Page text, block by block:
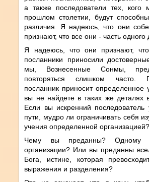
а также последователи тех,
прошлом столетии, будут
различия. Я надеюсь, что они
признают, что все они - часть одного
Я надеюсь, что они признают,
посланники приносили
мы, Вознесенные Сонмы,
повторяться слишком часто.
посланник приносит определенное
вы не найдете в таких же деталях
Если вы искренний последователь
пути, мудро ли ограничивать себя
учения определенной организацией?
Чему вы преданны? Одному
организации? Или вы преданны
Бога, истине, которая
выражения и разделения?